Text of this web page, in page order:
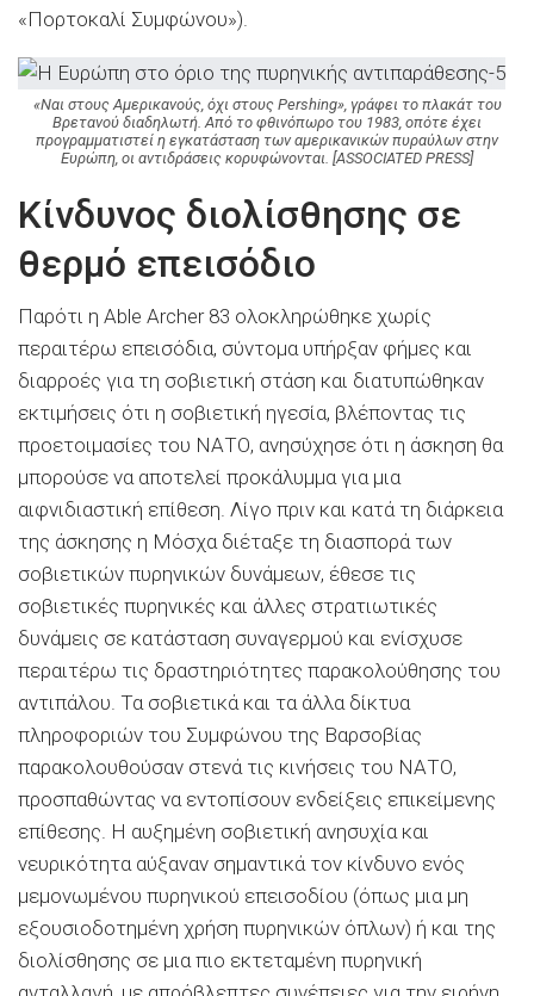
«Πορτοκαλί Συμφώνου»).
«Ναι στους Αμερικανούς, όχι στους Pershing», γράφει το πλακάτ του
Βρετανού διαδηλωτή. Από το φθινόπωρο του 1983, οπότε έχει
προγραμματιστεί η εγκατάσταση των αμερικανικών πυραύλων στην
Ευρώπη, οι αντιδράσεις κορυφώνονται. [ASSOCIATED PRESS]
Κίνδυνος διολίσθησης σε
θερμό επεισόδιο
Παρότι η Able Archer 83 ολοκληρώθηκε χωρίς
περαιτέρω επεισόδια, σύντομα υπήρξαν φήμες και
διαρροές για τη σοβιετική στάση και διατυπώθηκαν
εκτιμήσεις ότι η σοβιετική ηγεσία, βλέποντας τις
προετοιμασίες του ΝΑΤΟ, ανησύχησε ότι η άσκηση θα
μπορούσε να αποτελεί προκάλυμμα για μια
αιφνιδιαστική επίθεση. Λίγο πριν και κατά τη διάρκεια
της άσκησης η Μόσχα διέταξε τη διασπορά των
σοβιετικών πυρηνικών δυνάμεων, έθεσε τις
σοβιετικές πυρηνικές και άλλες στρατιωτικές
δυνάμεις σε κατάσταση συναγερμού και ενίσχυσε
περαιτέρω τις δραστηριότητες παρακολούθησης του
αντιπάλου. Τα σοβιετικά και τα άλλα δίκτυα
πληροφοριών του Συμφώνου της Βαρσοβίας
παρακολουθούσαν στενά τις κινήσεις του ΝΑΤΟ,
προσπαθώντας να εντοπίσουν ενδείξεις επικείμενης
επίθεσης. Η αυξημένη σοβιετική ανησυχία και
νευρικότητα αύξαναν σημαντικά τον κίνδυνο ενός
μεμονωμένου πυρηνικού επεισοδίου (όπως μια μη
εξουσιοδοτημένη χρήση πυρηνικών όπλων) ή και της
διολίσθησης σε μια πιο εκτεταμένη πυρηνική